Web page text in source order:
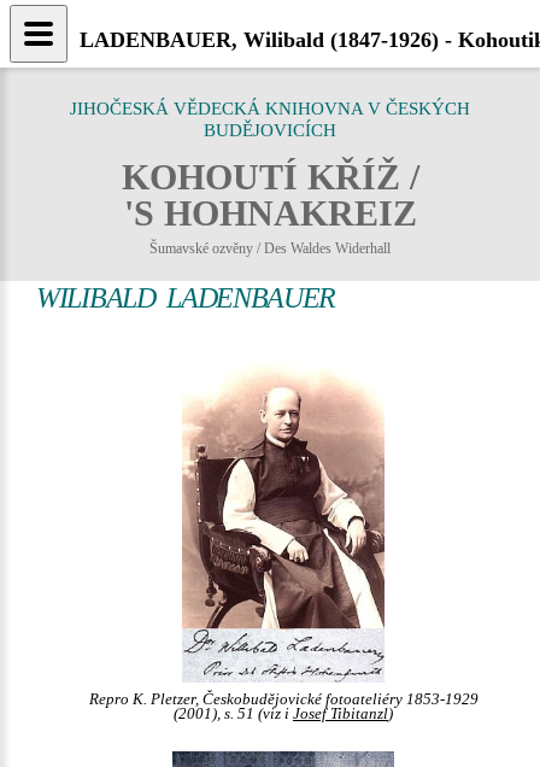
JIHOČESKÁ VĚDECKÁ KNIHOVNA V ČESKÝCH
BUDĚJOVICÍCH
KOHOUTÍ KŘÍŽ /
'S HOHNAKREIZ
Šumavské ozvěny / Des Waldes Widerhall
WILIBALD LADENBAUER
Repro K. Pletzer, Českobudějovické fotoateliéry 1853-1929
(2001), s. 51 (viz i Josef Tibitanzl)
LADENBAUER, Wilibald (1847-1926) -